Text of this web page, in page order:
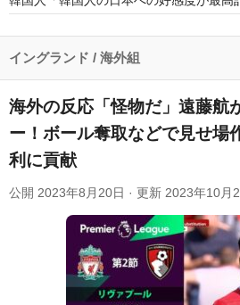
韓国が独自開発したと自慢する甘いト
Powered by livedoor 相互RSS
イングランド / 海外組
海外の反応「怪物だ」遠藤航
ー！ボール奪取などで見せ場
利に貢献
公開 2023年8月20日 · 更新 2023年10月